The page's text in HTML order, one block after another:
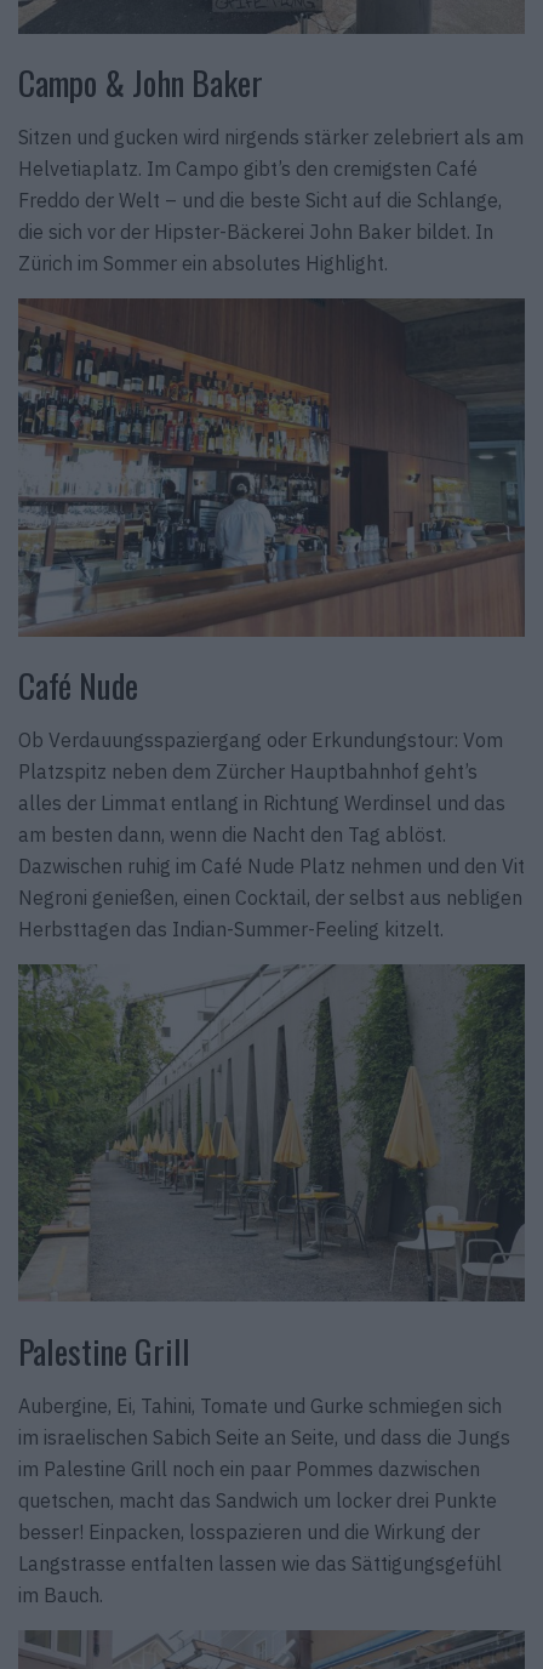
Campo & John Baker
Sitzen und gucken wird nirgends stärker zelebriert als am
Helvetiaplatz. Im Campo gibt’s den cremigsten Café
Freddo der Welt – und die beste Sicht auf die Schlange,
die sich vor der Hipster-Bäckerei John Baker bildet. In
Zürich im Sommer ein absolutes Highlight.
Café Nude
Ob Verdauungsspaziergang oder Erkundungstour: Vom
Platzspitz neben dem Zürcher Hauptbahnhof geht’s
alles der Limmat entlang in Richtung Werdinsel und das
am besten dann, wenn die Nacht den Tag ablöst.
Dazwischen ruhig im Café Nude Platz nehmen und den Vit
Negroni genießen, einen Cocktail, der selbst aus nebligen
Herbsttagen das Indian-Summer-Feeling kitzelt.
Palestine Grill
Aubergine, Ei, Tahini, Tomate und Gurke schmiegen sich
im israelischen Sabich Seite an Seite, und dass die Jungs
im Palestine Grill noch ein paar Pommes dazwischen
quetschen, macht das Sandwich um locker drei Punkte
besser! Einpacken, losspazieren und die Wirkung der
Langstrasse entfalten lassen wie das Sättigungsgefühl
im Bauch.